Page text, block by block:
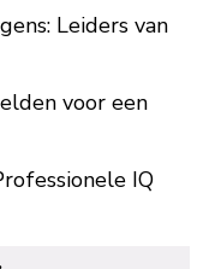
Leiders van
voor een
IQ